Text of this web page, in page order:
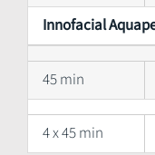
Innofacial
45 min
4 x 45 min